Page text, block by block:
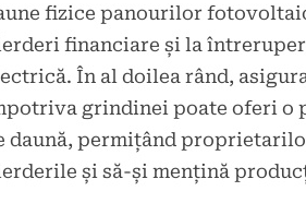
fizice panourilor
financiare și la
În al doilea rând,
grindinei poate oferi o
daună, permițând
și să-și mențină